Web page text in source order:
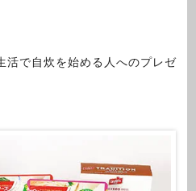
活で自炊を始める人へのプレゼ